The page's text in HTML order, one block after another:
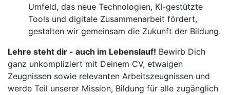
Umfeld, das neue Technologien, KI-gestützte
Tools und digitale Zusammenarbeit fördert,
gestalten wir gemeinsam die Zukunft der Bildung.
Lehre steht dir - auch im Lebenslauf! Bewirb Dich
ganz unkompliziert mit Deinem CV, etwaigen
Zeugnissen sowie relevanten Arbeitszeugnissen und
werde Teil unserer Mission, Bildung für alle zugänglich